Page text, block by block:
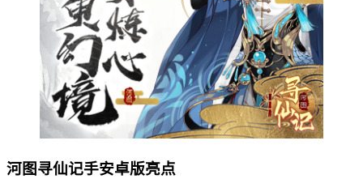
河图寻仙记手安卓版亮点